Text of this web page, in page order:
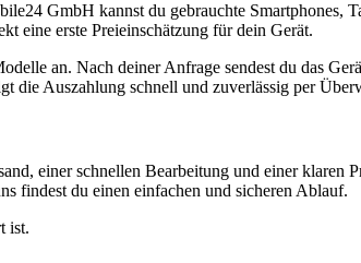
GmbH kannst du gebrauchte Smartphones,
eine erste Preieinschätzung für dein Gerät.
an. Nach deiner Anfrage sendest du das
die Auszahlung schnell und zuverlässig per
einer schnellen Bearbeitung und einer klaren
findest du einen einfachen und sicheren Ablauf.
ist.